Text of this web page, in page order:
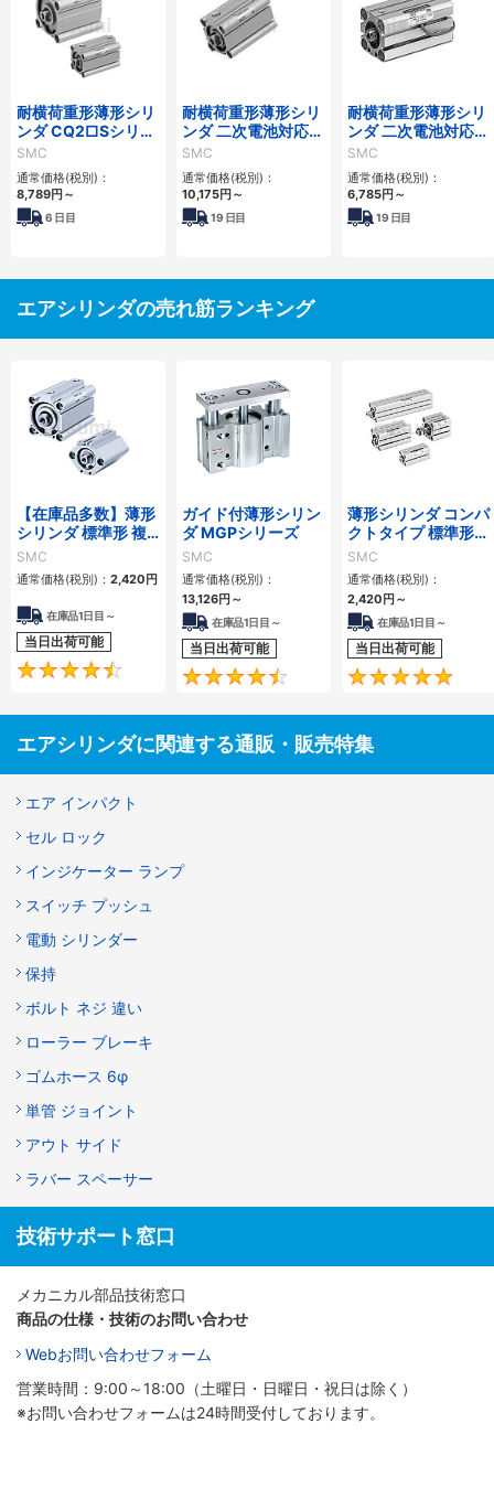
耐横荷重形薄形シリ
ンダ CQ2□Sシリー
ズ
SMC
通常価格(税別)：
8,789円 ～
6 日目
耐横荷重形薄形シリ
ンダ 二次電池対応
25A-CQ2□Sシリー
ズ
SMC
通常価格(税別)：
10,175円 ～
19 日目
耐横荷重形薄形シリ
ンダ 二次電池対応
25A-CQS□Sシリー
ズ
SMC
通常価格(税別)：
6,785円 ～
19 日目
エアシリンダの売れ筋ランキング
【在庫品多数】薄形
シリンダ 標準形 複
動・片ロッド CQ2
シリーズ
SMC
通常価格(税別)： 2,420 円
在庫品1日目～
当日出荷可能
4.5
ガイド付薄形シリン
ダ MGPシリーズ
SMC
通常価格(税別)：
13,126円 ～
在庫品1日目～
当日出荷可能
4.6
薄形シリンダ コンパ
クトタイプ 標準形
複動 片ロッド CQS
シリーズ
SMC
通常価格(税別)：
2,420 円 ～
在庫品1日目～
当日出荷可能
エアシリンダに関連する通販・販売特集
エア インパクト
セル ロック
インジケーター ランプ
スイッチ プッシュ
電動 シリンダー
保持
ボルト ネジ 違い
ローラー ブレーキ
ゴムホース 6φ
単管 ジョイント
アウト サイド
ラバー スペーサー
技術サポート窓口
メカニカル部品技術窓口
商品の仕様・技術のお問い合わせ
Webお問い合わせフォーム
営業時間：9:00～18:00（土曜日・日曜日・祝日は除く）
※お問い合わせフォームは24時間受付しております。